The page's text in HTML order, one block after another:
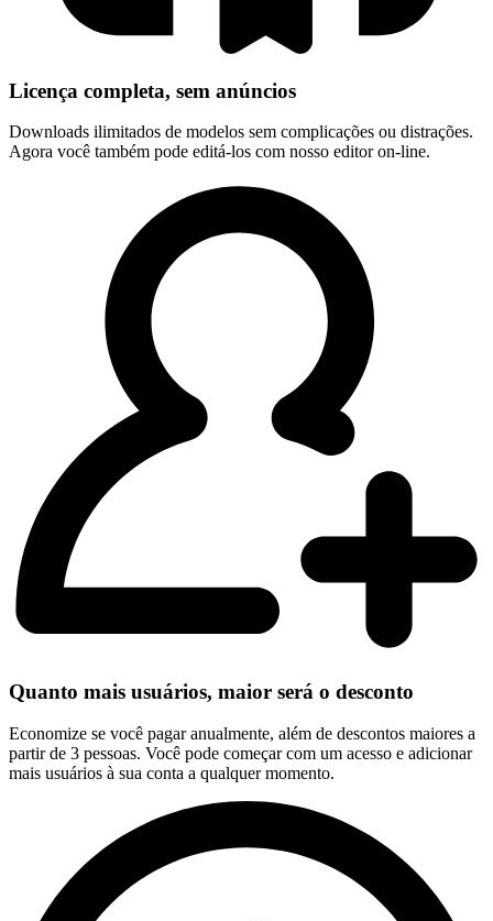
Licença completa, sem anúncios
Downloads ilimitados de modelos sem complicações ou distrações.
Agora você também pode editá-los com nosso editor on-line.
Quanto mais usuários, maior será o desconto
Economize se você pagar anualmente, além de descontos maiores a
partir de 3 pessoas. Você pode começar com um acesso e adicionar
mais usuários à sua conta a qualquer momento.